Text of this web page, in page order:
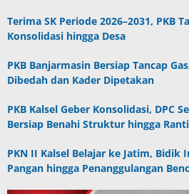
Terima SK Periode 2026–2031, PKB
Konsolidasi hingga Desa
PKB Banjarmasin Bersiap Tancap
Dibedah dan Kader Dipetakan
PKB Kalsel Geber Konsolidasi, DPC
Bersiap Benahi Struktur hingga
PKN II Kalsel Belajar ke Jatim, Bidik
Pangan hingga Penanggulangan